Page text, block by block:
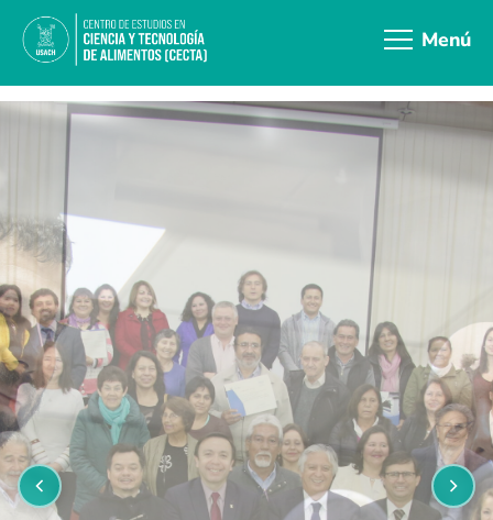
Inicio
¿Quiénes somos?
Investigación
Vinculación
Servicios
Calidad
Documentos
Contacto
Menú